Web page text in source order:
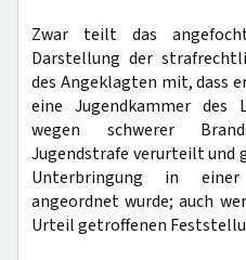
Zwar teilt das
Darstellung der
des Angeklagten mit, dass
eine Jugendkammer des
wegen schwerer
Jugendstrafe verurteilt und
Unterbringung in einer
angeordnet wurde; auch
Urteil getroffenen